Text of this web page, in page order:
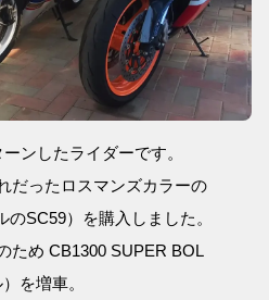
ンしたライダーです。
だったロスマンズカラーの
SC59）を購入しました。
ため CB1300 SUPER BOL
を増車。